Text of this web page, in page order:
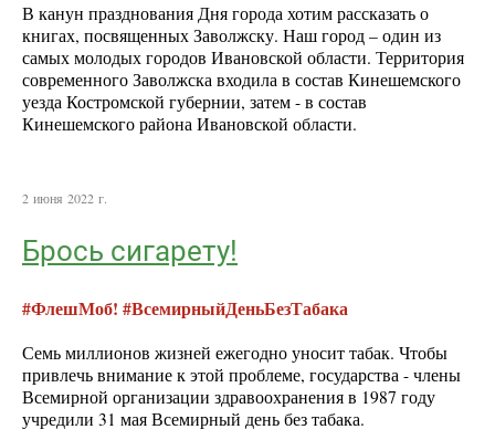
В канун празднования Дня города хотим рассказать о
книгах, посвященных Заволжску. Наш город – один из
самых молодых городов Ивановской области. Территория
современного Заволжска входила в состав Кинешемского
уезда Костромской губернии, затем - в состав
Кинешемского района Ивановской области.
2 июня 2022 г.
Брось сигарету!
#ФлешМоб! #ВсемирныйДеньБезТабака
Семь миллионов жизней ежегодно уносит табак. Чтобы
привлечь внимание к этой проблеме, государства - члены
Всемирной организации здравоохранения в 1987 году
учредили 31 мая Всемирный день без табака.